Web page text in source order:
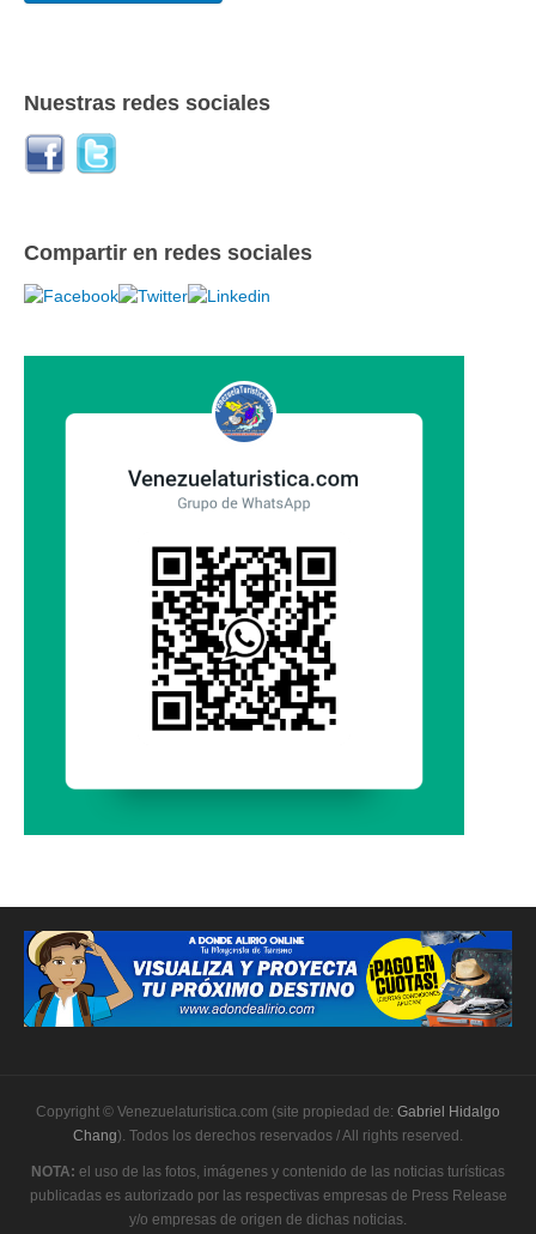
Nuestras redes sociales
Compartir en redes sociales
Copyright © Venezuelaturistica.com (site propiedad de: Gabriel Hidalgo
Chang). Todos los derechos reservados / All rights reserved.
NOTA: el uso de las fotos, imágenes y contenido de las noticias turísticas
publicadas es autorizado por las respectivas empresas de Press Release
y/o empresas de origen de dichas noticias.